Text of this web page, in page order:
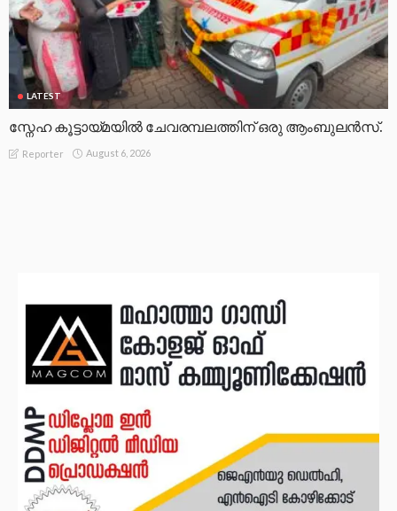
LATEST
സ്നേഹ കൂട്ടായ്മയിൽ ചേവരമ്പലത്തിന് ഒരു ആംബുലൻസ്.
Reporter August 6, 2026